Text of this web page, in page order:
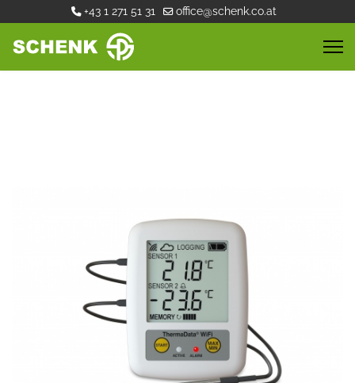
+43 1 271 51 31 office@schenk.co.at